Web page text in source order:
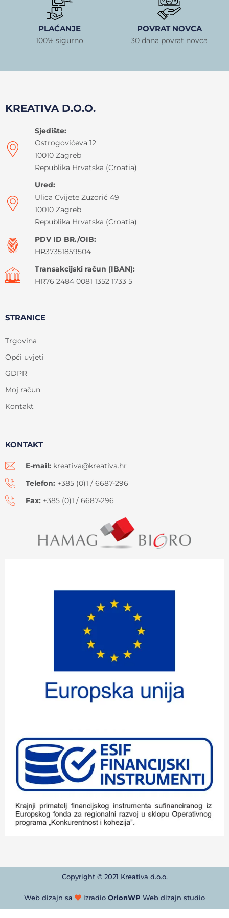
PLAĆANJE
100% sigurno
POVRAT NOVCA
30 dana povrat novca
KREATIVA D.O.O.
Sjedište:
Ostrogovićeva 12
10010 Zagreb
Republika Hrvatska (Croatia)
Ured:
Ulica Cvijete Zuzorić 49
10010 Zagreb
Republika Hrvatska (Croatia)
PDV ID BR./OIB:
HR37351859504
Transakcijski račun (IBAN):
HR76 2484 0081 1352 1733 5
STRANICE
Trgovina
Opći uvjeti
GDPR
Moj račun
Kontakt
KONTAKT
E-mail: kreativa@kreativa.hr
Telefon: +385 (0)1 / 6687-296
Fax: +385 (0)1 / 6687-296
Copyright © 2021 Kreativa d.o.o.
Web dizajn sa izradio OrionWP Web dizajn studio